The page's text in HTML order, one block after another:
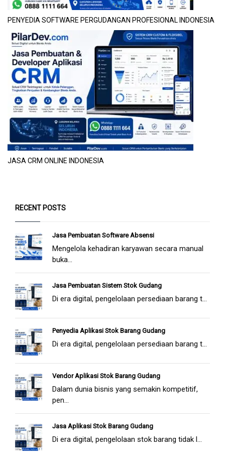
PENYEDIA SOFTWARE PERGUDANGAN PROFESIONAL INDONESIA
JASA CRM ONLINE INDONESIA
RECENT POSTS
Jasa Pembuatan Software Absensi
Mengelola kehadiran karyawan secara manual
buka...
Jasa Pembuatan Sistem Stok Gudang
Di era digital, pengelolaan persediaan barang t...
Penyedia Aplikasi Stok Barang Gudang
Di era digital, pengelolaan persediaan barang t...
Vendor Aplikasi Stok Barang Gudang
Dalam dunia bisnis yang semakin kompetitif,
pen...
Jasa Aplikasi Stok Barang Gudang
Di era digital, pengelolaan stok barang tidak l...